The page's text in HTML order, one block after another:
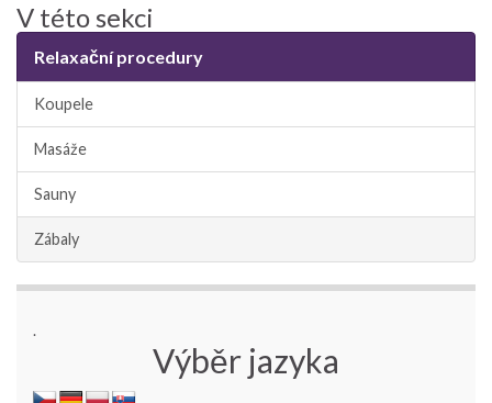
V této sekci
Relaxační procedury
Koupele
Masáže
Sauny
Zábaly
.
Výběr jazyka